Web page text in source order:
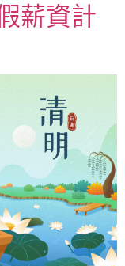
薪資計